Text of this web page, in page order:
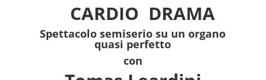
CARDIO DRAMA
Spettacolo semiserio su un organo
quasi perfetto
con